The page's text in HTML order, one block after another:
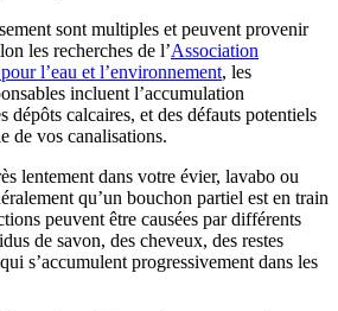
sont multiples et peuvent provenir
les recherches de l’Association
l’eau et l’environnement, les
incluent l’accumulation
dépôts calcaires, et des défauts potentiels
de vos canalisations.
lentement dans votre évier, lavabo ou
qu’un bouchon partiel est en train
peuvent être causées par différents
de savon, des cheveux, des restes
s’accumulent progressivement dans les